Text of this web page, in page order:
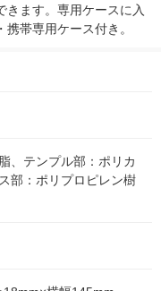
きます。専用ケースに入
帯専用ケース付き。
、テンプル部：ポリカ
部：ポリプロピレン樹